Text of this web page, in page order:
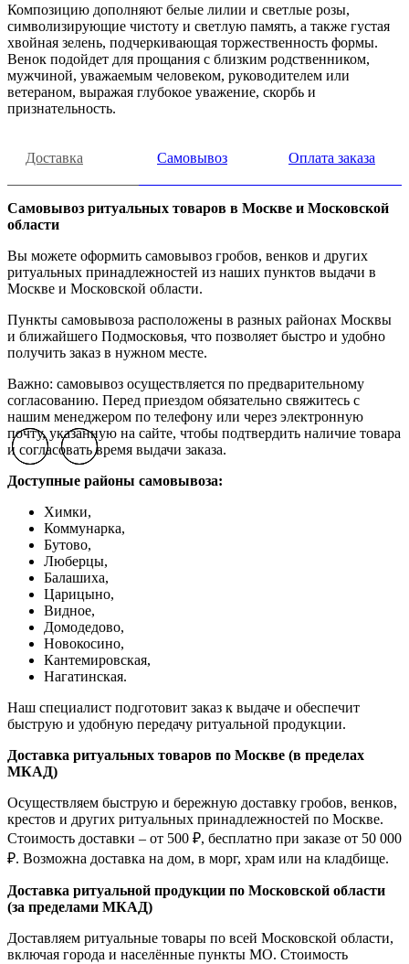
Композицию дополняют белые лилии и светлые розы,
символизирующие чистоту и светлую память, а также густая
хвойная зелень, подчеркивающая торжественность формы.
Венок подойдет для прощания с близким родственником,
мужчиной, уважаемым человеком, руководителем или
ветераном, выражая глубокое уважение, скорбь и
признательность.
Доставка Самовывоз Оплата заказа
Самовывоз ритуальных товаров в Москве и Московской
области
Вы можете оформить самовывоз гробов, венков и других
ритуальных принадлежностей из наших пунктов выдачи в
Москве и Московской области.
Пункты самовывоза расположены в разных районах Москвы
и ближайшего Подмосковья, что позволяет быстро и удобно
получить заказ в нужном месте.
Важно: самовывоз осуществляется по предварительному
согласованию. Перед приездом обязательно свяжитесь с
нашим менеджером по телефону или через электронную
почту, указанную на сайте, чтобы подтвердить наличие товара
и согласовать время выдачи заказа.
Доступные районы самовывоза:
Химки,
Коммунарка,
Бутово,
Люберцы,
Балашиха,
Царицыно,
Видное,
Домодедово,
Новокосино,
Кантемировская,
Нагатинская.
Наш специалист подготовит заказ к выдаче и обеспечит
быструю и удобную передачу ритуальной продукции.
Доставка ритуальных товаров по Москве (в пределах
МКАД)
Осуществляем быструю и бережную доставку гробов, венков,
крестов и других ритуальных принадлежностей по Москве.
Стоимость доставки – от 500 ₽, бесплатно при заказе от 50 000
₽. Возможна доставка на дом, в морг, храм или на кладбище.
Доставка ритуальной продукции по Московской области
(за пределами МКАД)
Доставляем ритуальные товары по всей Московской области,
включая города и населённые пункты МО. Стоимость
Previous slideNext slide
Previous slideNext slide
Previous slideNext slide